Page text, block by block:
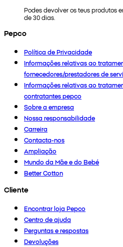
Podes devolver os teus produtos
de 30 dias.
Pepco
Política de Privacidade
Informações relativas ao
fornecedores/prestadores de
Informações relativas ao
contratantes pepco
Sobre a empresa
Nossa responsabilidade
Carreira
Contacta-nos
Ampliação
Mundo da Mãe e do Bebé
Better Cotton
Cliente
Encontrar loja Pepco
Centro de ajuda
Perguntas e respostas
Devoluções